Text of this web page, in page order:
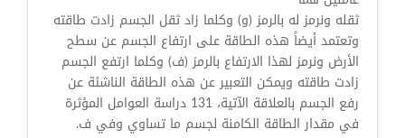
ثقله ونرمز له بالرمز (و) وكلما زاد ثقل الجسم زادت طاقته
وتعتمد أيضاً هذه الطاقة على ارتفاع الجسم عن سطح
الأرض ونرمز لهذا الارتفاع بالرمز (ف) وكلما ارتفع الجسم
زادت طاقته ويمكن التعبير عن هذه الطاقة الناشئة عن
رفع الجسم بالعلاقة الآتية، 131 دراسة العوامل المؤثرة
في مقدار الطاقة الكامنة لجسم ما تساوي وفي ف.